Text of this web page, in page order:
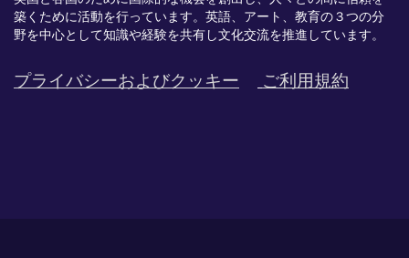
築くために活動を行っています。英語、 アート、 教育の３つの分
野を中心として知識や経験を共有し文化交流を推進 しています。
プライバシーおよびクッキー ご利用規約